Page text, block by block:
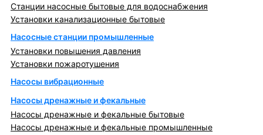
Станции насосные бытовые для водоснабжения
Установки канализационные бытовые
Насосные станции промышленные
Установки повышения давления
Установки пожаротушения
Насосы вибрационные
Насосы дренажные и фекальные
Насосы дренажные и фекальные бытовые
Насосы дренажные и фекальные промышленные